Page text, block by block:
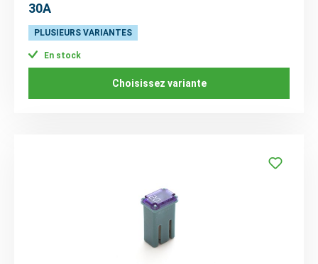
30A
PLUSIEURS VARIANTES
En stock
Choisissez variante